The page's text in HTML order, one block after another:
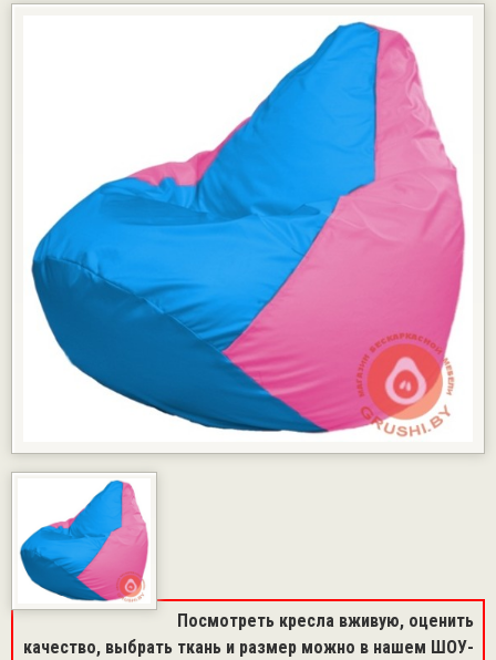
ФОТОГАЛЕРЕЯ ПРОЕКТОВ
ОТЗЫВЫ
ПАРТНЁРАМ
КОНТАКТЫ
Посмотреть кресла вживую, оценить
качество, выбрать ткань и размер можно в нашем ШОУ-